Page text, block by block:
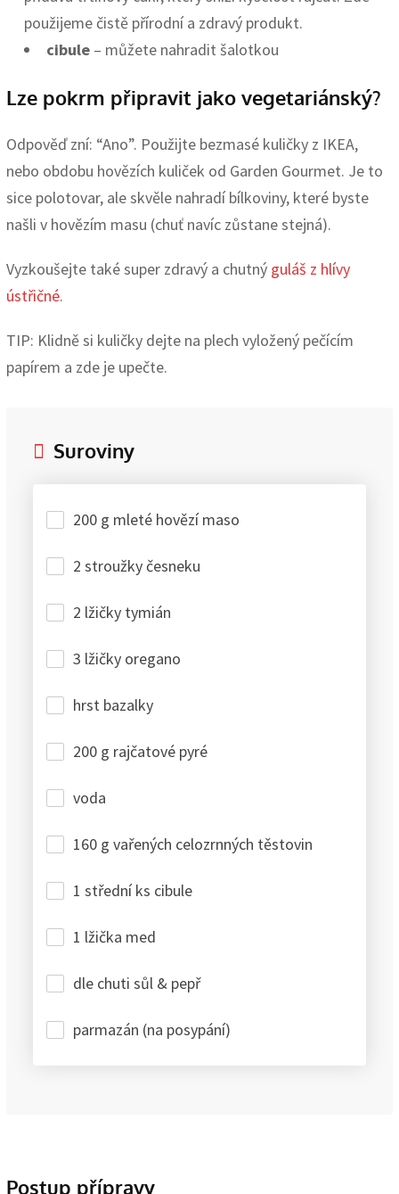
použijeme čistě přírodní a zdravý produkt.
cibule – můžete nahradit šalotkou
Lze pokrm připravit jako vegetariánský?
Odpověď zní: “Ano”. Použijte bezmasé kuličky z IKEA,
nebo obdobu hovězích kuliček od Garden Gourmet. Je to
sice polotovar, ale skvěle nahradí bílkoviny, které byste
našli v hovězím masu (chuť navíc zůstane stejná).
Vyzkoušejte také super zdravý a chutný guláš z hlívy
ústřičné.
TIP: Klidně si kuličky dejte na plech vyložený pečícím
papírem a zde je upečte.
Suroviny
200 g mleté hovězí maso
2 stroužky česneku
2 lžičky tymián
3 lžičky oregano
hrst bazalky
200 g rajčatové pyré
voda
160 g vařených celozrnných těstovin
1 střední ks cibule
1 lžička med
dle chuti sůl & pepř
parmazán (na posypání)
Postup přípravy